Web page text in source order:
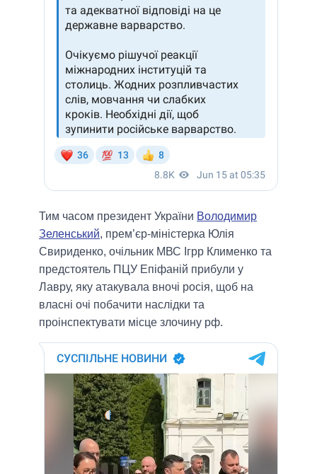
Тим часом президент України Володимир
Зеленський, прем’єр-міністерка Юлія
Свириденко, очільник МВС Ігрр Клименко та
предстоятель ПЦУ Епіфаній прибули у
Лавру, яку атакувала вночі росія, щоб на
власні очі побачити наслідки та
проінспектувати місце злочину рф.